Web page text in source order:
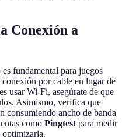
Conexión a
fundamental para juegos
por cable en lugar de
usar Wi-Fi, asegúrate de que
Asimismo, verifica que
consumiendo ancho de banda
como Pingtest para medir
optimizarla.